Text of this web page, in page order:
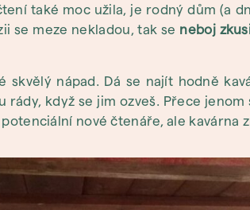
také moc užila, je rodný dům (a
se meze nekladou, tak se neboj
skvělý nápad. Dá se najít hodně
když se jim ozveš. Přece
nové čtenáře, ale kavárna